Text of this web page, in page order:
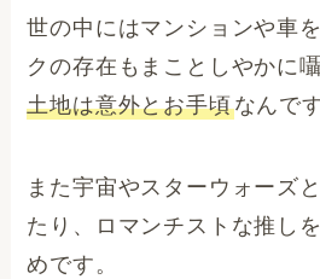
世の中にはマンションや車
クの存在もまことしやかに
土地は意外とお手頃なんで
また宇宙やスターウォーズ
たり、ロマンチストな推し
めです。